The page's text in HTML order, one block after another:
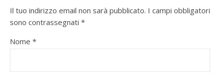
Il tuo indirizzo email non sarà pubblicato. I campi obbligatori
sono contrassegnati *
Nome *